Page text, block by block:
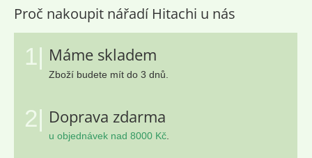
Proč nakoupit nářadí Hitachi u nás
1| Máme skladem
Zboží budete mít do 3 dnů.
2| Doprava zdarma
u objednávek nad 8000 Kč.